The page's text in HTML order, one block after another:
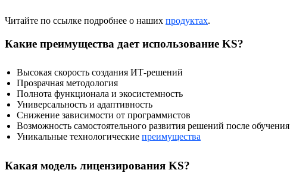
Читайте по ссылке подробнее о наших продуктах.
Какие преимущества дает использование KS?
Высокая скорость создания ИТ-решений
Прозрачная методология
Полнота функционала и экосистемность
Универсальность и адаптивность
Снижение зависимости от программистов
Возможность самостоятельного развития решений после обучения
Уникальные технологические преимущества
Какая модель лицензирования KS?